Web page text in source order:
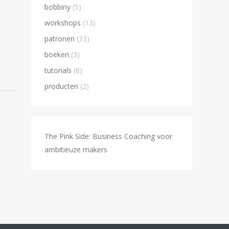
bobbiny (5)
workshops (13)
patronen (33)
boeken (3)
tutorials (8)
producten (2)
The Pink Side: Business Coaching voor
ambitieuze makers